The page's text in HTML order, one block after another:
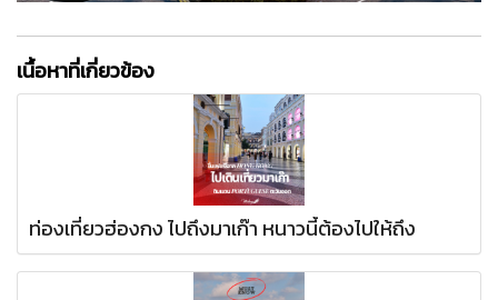
เนื้อหาที่เกี่ยวข้อง
ท่องเที่ยวฮ่องกง ไปถึงมาเก๊า หนาวนี้ต้องไปให้ถึง